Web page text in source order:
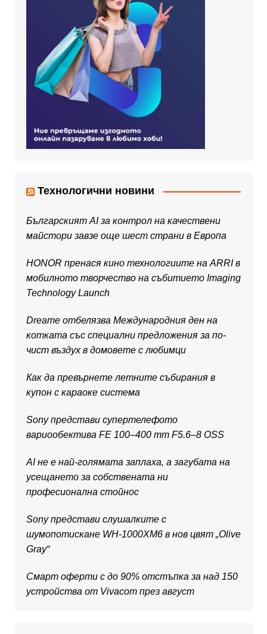
Технологични новини
Българският AI за контрол на качествени
майстори завзе още шест страни в Европа
HONOR пренася кино технологиите на ARRI в
мобилното творчество на събитието Imaging
Technology Launch
Dreame отбелязва Международния ден на
котката със специални предложения за по-
чист въздух в домовете с любимци
Как да превърнете летните събирания в
купон с караоке система
Sony представи супертелефото
вариообектива FE 100–400 mm F5.6–8 OSS
AI не е най-голямата заплаха, а загубата на
усещането за собствената ни
професионална стойнос
Sony представи слушалките с
шумопотискане WH-1000XM6 в нов цвят „Olive
Gray“
Смарт оферти с до 90% отстъпка за над 150
устройства от Vivacom през август